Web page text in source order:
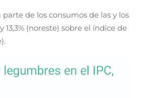
de los consumos de las y los
(noreste) sobre el índice de